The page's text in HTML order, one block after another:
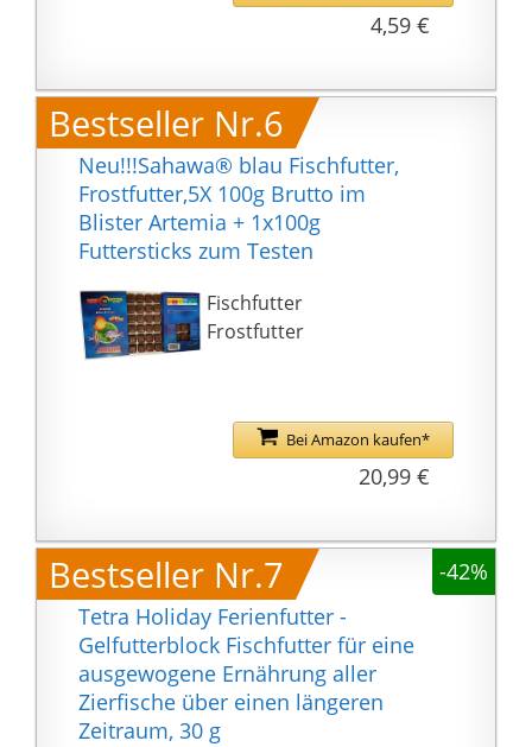
4,59 €
Bestseller Nr.6
Neu!!!Sahawa® blau Fischfutter,
Frostfutter,5X 100g Brutto im
Blister Artemia + 1x100g
Futtersticks zum Testen
Fischfutter
Frostfutter
Bei Amazon kaufen*
20,99 €
Bestseller Nr.7
-42%
Tetra Holiday Ferienfutter -
Gelfutterblock Fischfutter für eine
ausgewogene Ernährung aller
Zierfische über einen längeren
Zeitraum, 30 g